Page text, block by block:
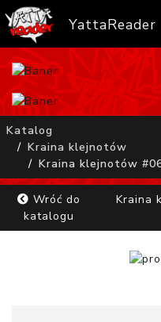
YattaReader
Home
FAQ
Mangi
Katalog
Kraina klejnotów
Kraina klejnotów
Wróć do
katalogu
Kraina